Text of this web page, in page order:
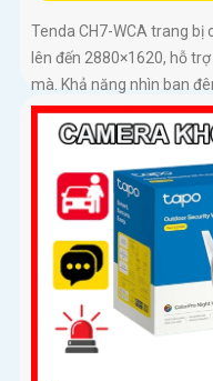
Tenda CH7-WCA trang bị
lên đến 2880×1620, hỗ
mà. Khả năng nhìn ban